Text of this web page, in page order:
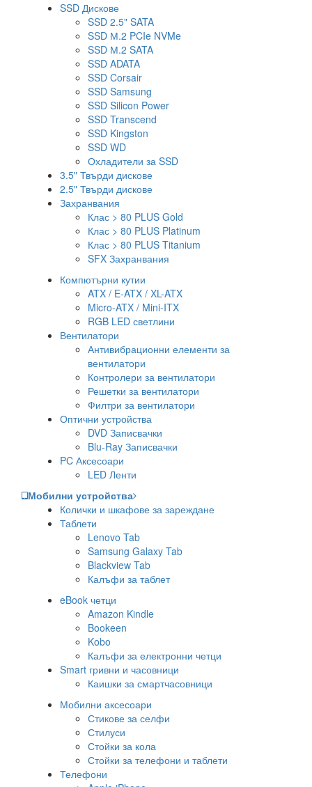
SSD Дискове
SSD 2.5" SATA
SSD М.2 PCIe NVMe
SSD М.2 SATA
SSD ADATA
SSD Corsair
SSD Samsung
SSD Silicon Power
SSD Transcend
SSD Kingston
SSD WD
Охладители за SSD
3.5" Твърди дискове
2.5" Твърди дискове
Захранвания
Клас > 80 PLUS Gold
Клас > 80 PLUS Platinum
Клас > 80 PLUS Titanium
SFX Захранвания
Компютърни кутии
ATX / E-ATX / XL-ATX
Micro-ATX / Mini-ITX
RGB LED светлини
Вентилатори
Антивибрационни елементи за
вентилатори
Контролери за вентилатори
Решетки за вентилатори
Филтри за вентилатори
Оптични устройства
DVD Записвачки
Blu-Ray Записвачки
PC Аксесоари
LED Ленти
Мобилни устройства
Колички и шкафове за зареждане
Таблети
Lenovo Tab
Samsung Galaxy Tab
Blackview Tab
Калъфи за таблет
eBook четци
Amazon Kindle
Bookeen
Kobo
Калъфи за електронни четци
Smart гривни и часовници
Каишки за смартчасовници
Мобилни аксесоари
Стикове за селфи
Стилуси
Стойки за кола
Стойки за телефони и таблети
Телефони